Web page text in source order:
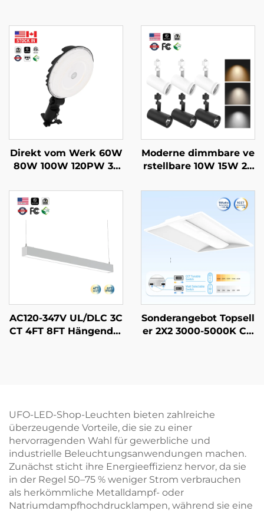
Direkt vom Werk 60W
80W 100W 120PW 35
ch LED Scheunenbeleu
chtung Für Parkgarag
en Unterirdische Durc
hgänge Und Flure
Moderne dimmbare ve
rstellbare 10W 15W 20
Deckenbahnenleuchte
Leuchten-System LED-
Bahnenleuchte
AC120-347V UL/DLC 3C
CT 4FT 8FT Hängender
Sonderangebot Topsell
er 2X2 3000-5000K CC
UFO-LED-Shop-Leuchten bieten zahlreiche
überzeugende Vorteile, die sie zu einer
hervorragenden Wahl für gewerbliche und
industrielle Beleuchtungsanwendungen machen.
Zunächst sticht ihre Energieeffizienz hervor, da sie
in der Regel 50–75 % weniger Strom verbrauchen
als herkömmliche Metalldampf- oder
Natriumdampfhochdrucklampen, während sie eine